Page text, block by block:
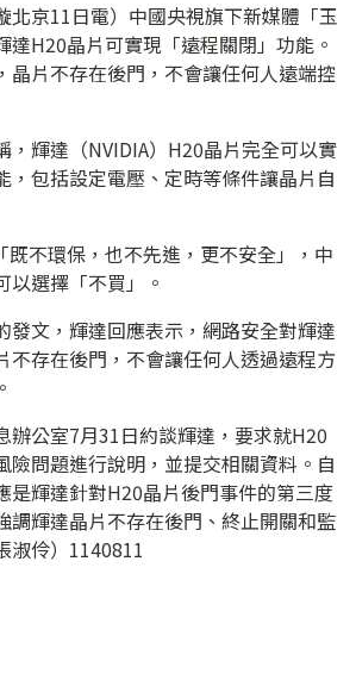
北京11日電）中國央視旗下新媒體「玉
達H20晶片可實現「遠程關閉」功能。
晶片不存在後門，不會讓任何人遠端控
，輝達（NVIDIA）H20晶片完全可以實
，包括設定電壓、定時等條件讓晶片自
不環保，也不先進，更不安全」，中
以選擇「不買」。
發文，輝達回應表示，網路安全對輝達
不存在後門，不會讓任何人透過遠程方
辦公室7月31日約談輝達，要求就H20
險問題進行說明，並提交相關資料。自
是輝達針對H20晶片後門事件的第三度
調輝達晶片不存在後門、終止開關和監
淑伶）1140811